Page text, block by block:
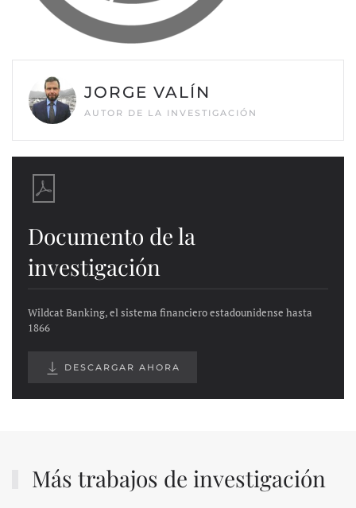
JORGE VALÍN
AUTOR DE LA INVESTIGACIÓN
Documento de la
investigación
Wildcat Banking, el sistema financiero estadounidense hasta
1866
DESCARGAR AHORA
Más trabajos de investigación